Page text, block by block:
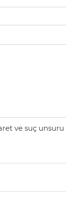
ve suç